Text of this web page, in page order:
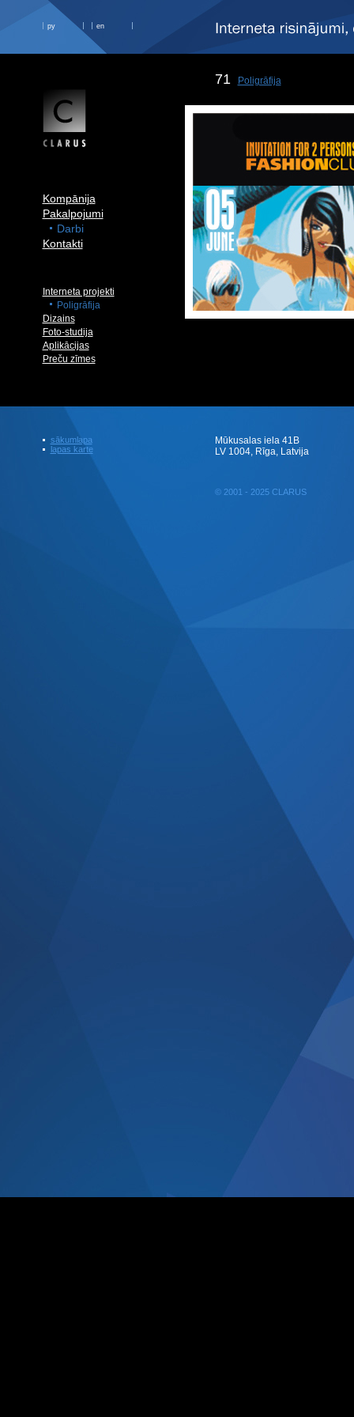
ру en
Kompānija
Pakalpojumi
Darbi
Kontakti
Interneta projekti
Poligrāfija
Dizains
Foto-studija
Aplikācijas
Preču zīmes
71 Poligrāfija
sākumlapa
lapas karte
Mūkusalas iela 41B
LV 1004, Rīga, Latvija
© 2001 - 2025 CLARUS